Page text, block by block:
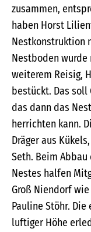
zusammen,
haben Horst
Nestkonstruktion
Nestboden
weiterem Reisig,
bestückt. Das soll
das dann das
herrichten kann.
Dräger aus
Seth. Beim
Nestes halfen
Groß Niendorf
Pauline Stöhr.
luftiger Höhe